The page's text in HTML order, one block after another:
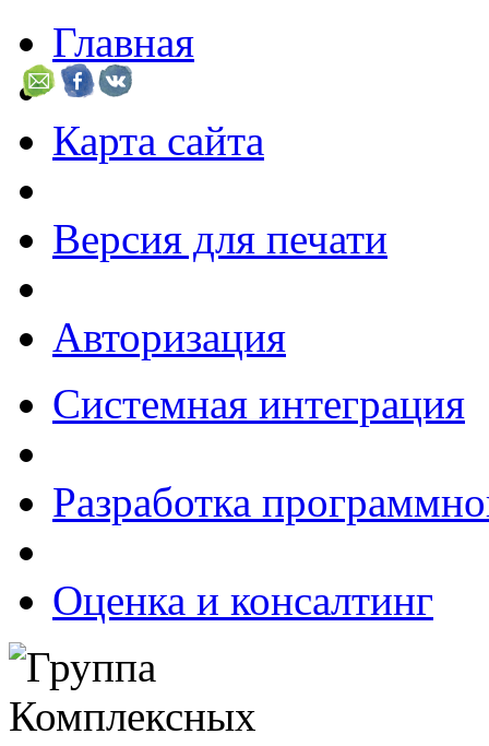
Главная
Карта сайта
Версия для печати
Авторизация
Системная интеграция
Разработка
Оценка и консалтинг